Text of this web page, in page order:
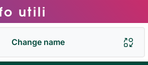
utili
Change name